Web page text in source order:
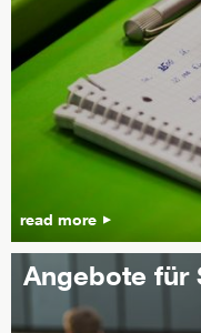
read more
Angebote für